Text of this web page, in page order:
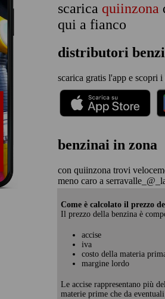
scarica quiinzona
qui a fianco
distributori
scarica gratis l'app e scopri
benzinai in zona
con quiinzona trovi
meno caro a
Come è calcolato il prezzo
Il prezzo della benzina è
accise
iva
costo della materia
margine lordo
Le accise rappresentano più
materie prime che da